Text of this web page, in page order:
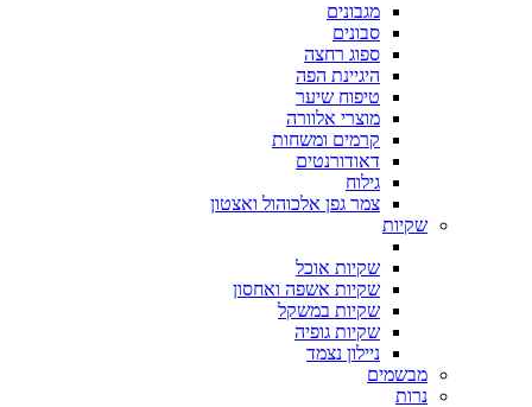
מגבונים
סבונים
ספוג רחצה
היגיינת הפה
טיפוח שיער
מוצרי אלוורה
קרמים ומשחות
דאודורנטים
גילוח
צמר גפן אלכוהול ואצטון
שקיות
שקיות אוכל
שקיות אשפה ואחסון
שקיות במשקל
שקיות גופיה
ניילון נצמד
מבשמים
נרות